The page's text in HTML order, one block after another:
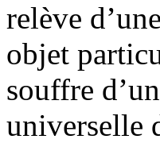
relève
objet
souffre
universelle